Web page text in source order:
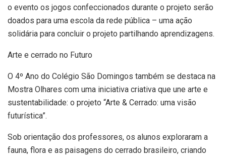
o evento os jogos confeccionados durante o projeto serão
doados para uma escola da rede pública – uma ação
solidária para concluir o projeto partilhando aprendizagens.
Arte e cerrado no Futuro
O 4º Ano do Colégio São Domingos também se destaca na
Mostra Olhares com uma iniciativa criativa que une arte e
sustentabilidade: o projeto “Arte & Cerrado: uma visão
futurística”.
Sob orientação dos professores, os alunos exploraram a
fauna, flora e as paisagens do cerrado brasileiro, criando